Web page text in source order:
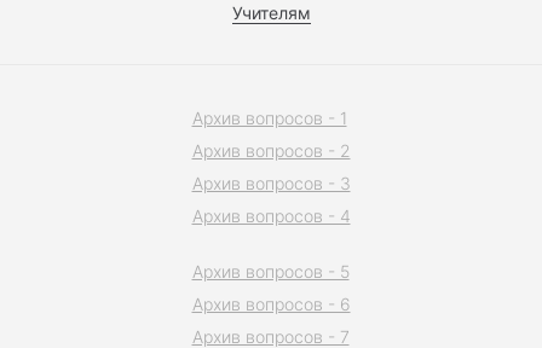
Учителям
Архив вопросов - 1
Архив вопросов - 2
Архив вопросов - 3
Архив вопросов - 4
Архив вопросов - 5
Архив вопросов - 6
Архив вопросов - 7